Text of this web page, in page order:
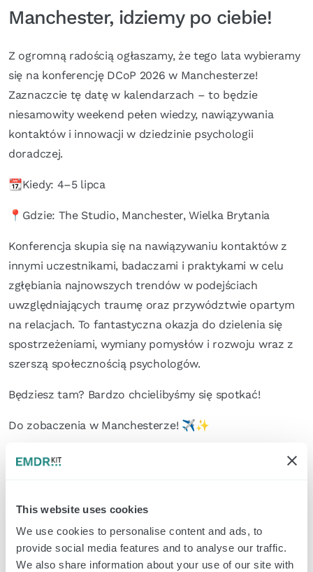
This website uses cookies
We use cookies to personalise content and ads, to
provide social media features and to analyse our traffic.
We also share information about your use of our site with
Manchester, idziemy po ciebie!
Z ogromną radością ogłaszamy, że tego lata wybieramy
się na konferencję DCoP 2026 w Manchesterze!
Zaznaczcie tę datę w kalendarzach – to będzie
niesamowity weekend pełen wiedzy, nawiązywania
kontaktów i innowacji w dziedzinie psychologii
doradczej.
📆Kiedy: 4–5 lipca
📍Gdzie: The Studio, Manchester, Wielka Brytania
Konferencja skupia się na nawiązywaniu kontaktów z
innymi uczestnikami, badaczami i praktykami w celu
zgłębiania najnowszych trendów w podejściach
uwzględniających traumę oraz przywództwie opartym
na relacjach. To fantastyczna okazja do dzielenia się
spostrzeżeniami, wymiany pomysłów i rozwoju wraz z
szerszą społecznością psychologów.
Będziesz tam? Bardzo chcielibyśmy się spotkać!
Do zobaczenia w Manchesterze! ✈️✨
> Czytaj więcej